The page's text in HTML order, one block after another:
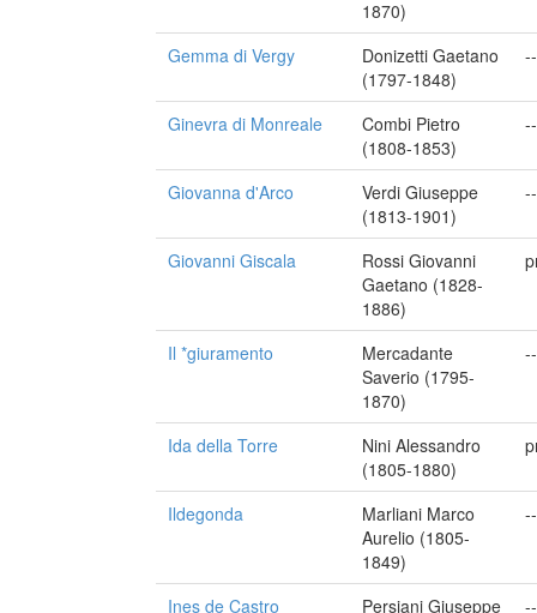
1870)
Gemma di Vergy
Donizetti Gaetano
(1797-1848)
--
Ginevra di Monreale
Combi Pietro
(1808-1853)
--
Giovanna d'Arco
Verdi Giuseppe
(1813-1901)
--
Giovanni Giscala
Rossi Giovanni
Gaetano (1828-
1886)
Il *giuramento
Mercadante
Saverio (1795-
1870)
--
Ida della Torre
Nini Alessandro
(1805-1880)
Ildegonda
Marliani Marco
Aurelio (1805-
1849)
--
Ines de Castro
Persiani Giuseppe
--